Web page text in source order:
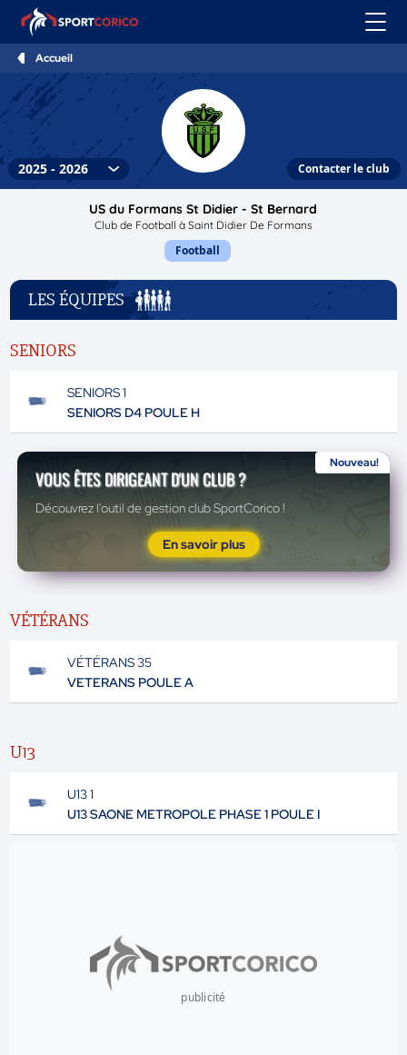
Accueil
Contacter le club
US du Formans St Didier - St Bernard
Club de Football à Saint Didier De Formans
Football
LES ÉQUIPES
SENIORS
SENIORS 1
SENIORS D4 POULE H
Nouveau!
VOUS ÊTES DIRIGEANT D'UN CLUB ?
Découvrez l'outil de gestion club SportCorico !
En savoir plus
VÉTÉRANS
VÉTÉRANS 35
VETERANS POULE A
U13
U13 1
U13 SAONE METROPOLE PHASE 1 POULE I
publicité